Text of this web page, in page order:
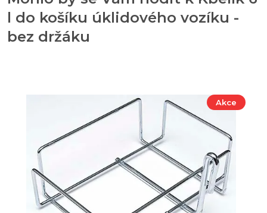
l do košíku úklidového vozíku -
bez držáku
Akce